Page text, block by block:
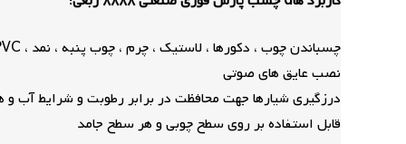
چسباندن چوب ، دکورها ، لاستیک ، چرم ، چوب پنبه ، نمد ، PVC سخت ، فوم های نرم و …
نصب عایق های صوتی
درزگیری شیارها جهت محافظت در برابر رطوبت و شرایط آب و
قابل استفاده بر روی سطح چوبی و هر سطح جامد